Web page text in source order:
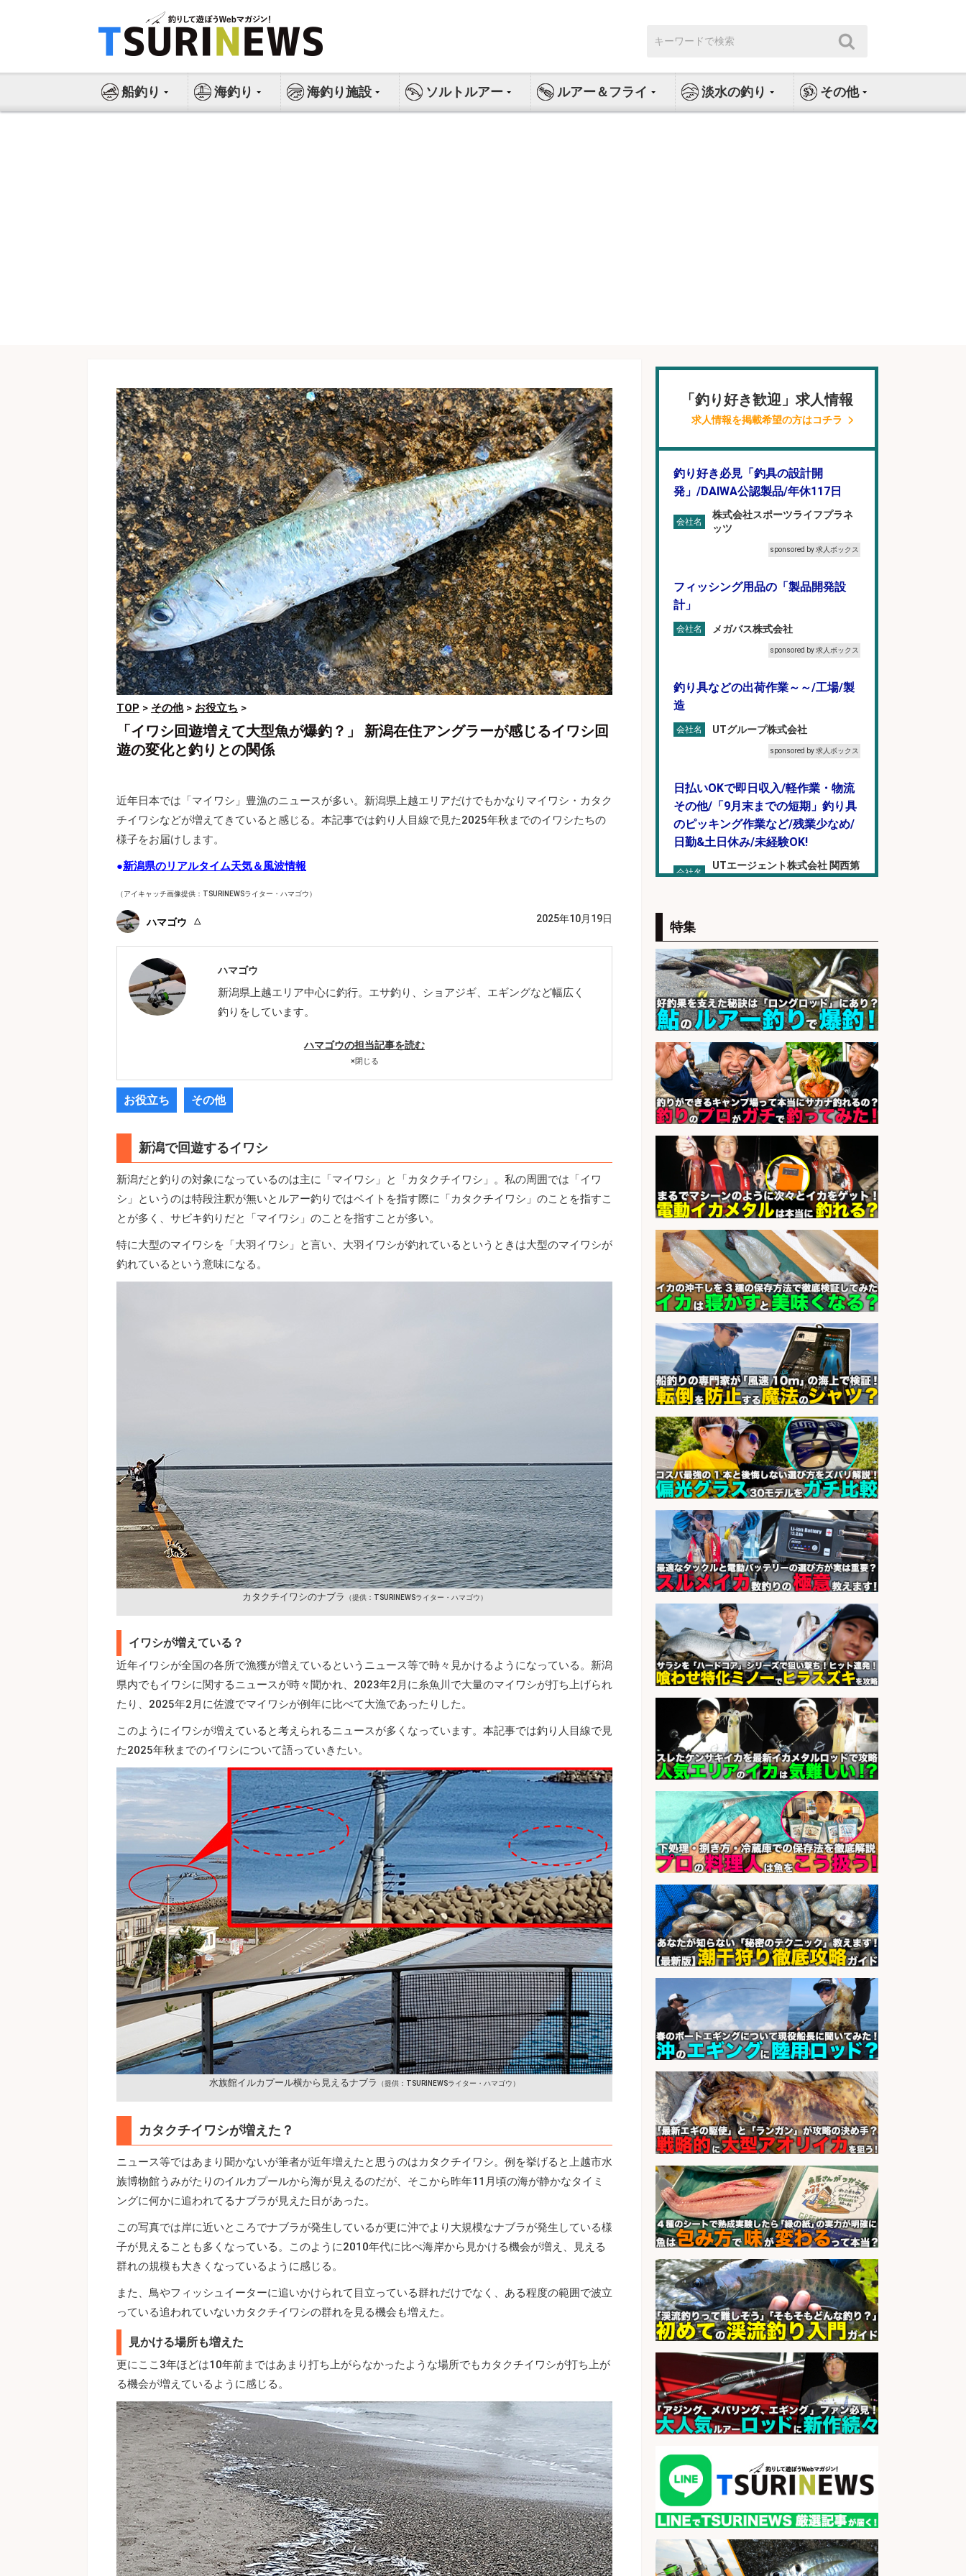
ス
索:
船釣り 海釣り 海釣り施設 ソルトルアー ルアー＆フライ 淡水の釣り その他
TOP > その他> お役立ち >
「イワシ回遊増えて大型魚が爆釣？」 新潟在住アングラーが感じるイワシ回
遊の変化と釣りとの関係
近年日本では「マイワシ」豊漁のニュースが多い。新潟県上越エリアだけでもかなりマイワシ・カタク
チイワシなどが増えてきていると感じる。本記事では釣り人目線で見た2025年秋までのイワシたちの
様子をお届けします。
●新潟県のリアルタイム天気＆風波情報
（アイキャッチ画像提供：TSURINEWSライター・ハマゴウ）
ハマゴウ 2025年10月19日
ハマゴウ
新潟県上越エリア中心に釣行。エサ釣り、ショアジギ、エギングなど幅広く
釣りをしています。
ハマゴウの担当記事を読む
×閉じる
お役立ち その他
新潟で回遊するイワシ
新潟だと釣りの対象になっているのは主に「マイワシ」と「カタクチイワシ」。私の周囲では「イワ
シ」というのは特段注釈が無いとルアー釣りではベイトを指す際に「カタクチイワシ」のことを指すこ
とが多く、サビキ釣りだと「マイワシ」のことを指すことが多い。
特に大型のマイワシを「大羽イワシ」と言い、大羽イワシが釣れているというときは大型のマイワシが
釣れているという意味になる。
カタクチイワシのナブラ （提供：TSURINEWSライター・ハマゴウ）
イワシが増えている？
近年イワシが全国の各所で漁獲が増えているというニュース等で時々見かけるようになっている。新潟
県内でもイワシに関するニュースが時々聞かれ、2023年2月に糸魚川で大量のマイワシが打ち上げられ
たり、2025年2月に佐渡でマイワシが例年に比べて大漁であったりした。
このようにイワシが増えていると考えられるニュースが多くなっています。本記事では釣り人目線で見
た2025年秋までのイワシについて語っていきたい。
水族館イルカプール横から見えるナブラ （提供：TSURINEWSライター・ハマゴウ）
カタクチイワシが増えた？
ニュース等ではあまり聞かないが筆者が近年増えたと思うのはカタクチイワシ。例を挙げると上越市水
族博物館うみがたりのイルカプールから海が見えるのだが、そこから昨年11月頃の海が静かなタイミ
ングに何かに追われてるナブラが見えた日があった。
この写真では岸に近いところでナブラが発生しているが更に沖でより大規模なナブラが発生している様
子が見えることも多くなっている。このように2010年代に比べ海岸から見かける機会が増え、見える
群れの規模も大きくなっているように感じる。
また、鳥やフィッシュイーターに追いかけられて目立っている群れだけでなく、ある程度の範囲で波立
っている追われていないカタクチイワシの群れを見る機会も増えた。
見かける場所も増えた
更にここ3年ほどは10年前まではあまり打ち上がらなかったような場所でもカタクチイワシが打ち上が
る機会が増えているように感じる。
「釣り好き歓迎」求人情報
求人情報を掲載希望の方はコチラ
釣り好き必見「釣具の設計開
発」/DAIWA公認製品/年休117日
会社名
株式会社スポーツライフプラネ
ッツ
sponsored by 求人ボックス
フィッシング用品の「製品開発設
計」
会社名 メガバス株式会社
sponsored by 求人ボックス
釣り具などの出荷作業～～/工場/製
造
会社名 UTグループ株式会社
sponsored by 求人ボックス
日払いOKで即日収入/軽作業・物流
その他/「9月末までの短期」釣り具
のピッキング作業など/残業少なめ/
日勤&土日休み/未経験OK!
会社名
UTエージェント株式会社 関西第
二CU
営業事務/「大津市」「時給1,300
円」小野駅から徒歩6分/釣り具メー
カーの物流事務・営業アシスタン
ト/土日祝休み×大型連休あり×残業
なし/滋賀県/大津市
会社名 株式会社ホットスタッフ滋賀
sponsored by 求人ボックス
営業事務/「大津市」「時給1,300
円」小野駅徒歩6分/釣り具メーカー
の物流事務・営業アシスタント/残
業なし×土日祝休み×大型連休あり/
滋賀県/大津市
会社名 株式会社ホットスタッフ滋賀
sponsored by 求人ボックス
日払いOKで即日収入/製造スタッフ/
「広島市佐伯区」「時給1,200円」
日払いOK!広島市佐伯区でお魚のパ
ック詰めや品出しスタッフ/未経験
県/広島市西区
会社名 株式会社ホットスタッフ五日市
sponsored by 求人ボックス
日払いOKで即日収入/製造スタッフ/
「広島市佐伯区」給与日払い可!「時
給1,200円」広島市佐伯区でお魚の
パック詰めや品出し業務/残業少な
め×週4日〜OK×車通勤OK/広島県/広
島市西区
会社名 株式会社ホットスタッフ五日市
sponsored by 求人ボックス
営業事務/「大津市」釣り具メーカ
ーの物流事務・営業アシスタント/
小野駅から徒歩6分/「時給1,300
円」/大型連休あり×残業なし×土日
祝休み/滋賀県
会社名 株式会社ホットスタッフ滋賀
sponsored by 求人ボックス
福岡「現場監督」/釣り好き歓迎/残
業10時間/経験者歓迎
sponsored by 求人ボックス
さらに求人情報を見る
特集